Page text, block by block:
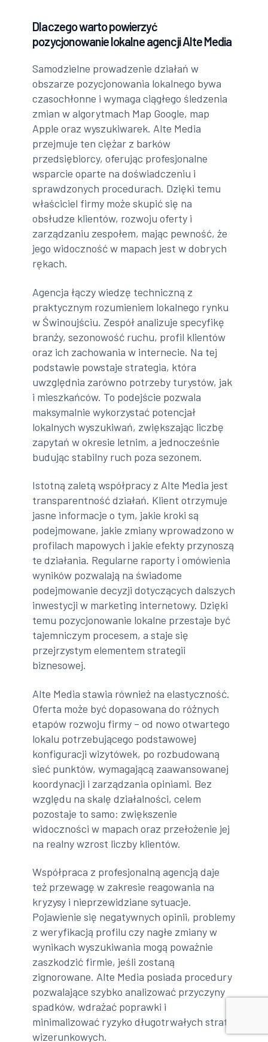
Dlaczego warto powierzyć
pozycjonowanie lokalne agencji Alte Media
Samodzielne prowadzenie działań w
obszarze pozycjonowania lokalnego bywa
czasochłonne i wymaga ciągłego śledzenia
zmian w algorytmach Map Google, map
Apple oraz wyszukiwarek. Alte Media
przejmuje ten ciężar z barków
przedsiębiorcy, oferując profesjonalne
wsparcie oparte na doświadczeniu i
sprawdzonych procedurach. Dzięki temu
właściciel firmy może skupić się na
obsłudze klientów, rozwoju oferty i
zarządzaniu zespołem, mając pewność, że
jego widoczność w mapach jest w dobrych
rękach.
Agencja łączy wiedzę techniczną z
praktycznym rozumieniem lokalnego rynku
w Świnoujściu. Zespół analizuje specyfikę
branży, sezonowość ruchu, profil klientów
oraz ich zachowania w internecie. Na tej
podstawie powstaje strategia, która
uwzględnia zarówno potrzeby turystów, jak
i mieszkańców. To podejście pozwala
maksymalnie wykorzystać potencjał
lokalnych wyszukiwań, zwiększając liczbę
zapytań w okresie letnim, a jednocześnie
budując stabilny ruch poza sezonem.
Istotną zaletą współpracy z Alte Media jest
transparentność działań. Klient otrzymuje
jasne informacje o tym, jakie kroki są
podejmowane, jakie zmiany wprowadzono w
profilach mapowych i jakie efekty przynoszą
te działania. Regularne raporty i omówienia
wyników pozwalają na świadome
podejmowanie decyzji dotyczących dalszych
inwestycji w marketing internetowy. Dzięki
temu pozycjonowanie lokalne przestaje być
tajemniczym procesem, a staje się
przejrzystym elementem strategii
biznesowej.
Alte Media stawia również na elastyczność.
Oferta może być dopasowana do różnych
etapów rozwoju firmy – od nowo otwartego
lokalu potrzebującego podstawowej
konfiguracji wizytówek, po rozbudowaną
sieć punktów, wymagającą zaawansowanej
koordynacji i zarządzania opiniami. Bez
względu na skalę działalności, celem
pozostaje to samo: zwiększenie
widoczności w mapach oraz przełożenie jej
na realny wzrost liczby klientów.
Współpraca z profesjonalną agencją daje
też przewagę w zakresie reagowania na
kryzysy i nieprzewidziane sytuacje.
Pojawienie się negatywnych opinii, problemy
z weryfikacją profilu czy nagłe zmiany w
wynikach wyszukiwania mogą poważnie
zaszkodzić firmie, jeśli zostaną
zignorowane. Alte Media posiada procedury
pozwalające szybko analizować przyczyny
spadków, wdrażać poprawki i
minimalizować ryzyko długotrwałych strat
wizerunkowych.